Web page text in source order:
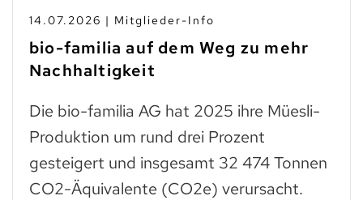
10.07.2026 | Branchen-News
Taste Not Waste: Food Save bis
zum Teller
Trockenes Brot ist fast genauso wertvoll
wie frisches. Man muss einfach wissen,
was man daraus zubereiten kann: zu
Paniermehl verarbeitet, lassen…